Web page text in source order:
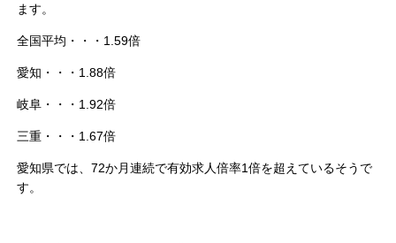
ます。
全国平均・・・1.59倍
愛知・・・1.88倍
岐阜・・・1.92倍
三重・・・1.67倍
愛知県では、72か月連続で有効求人倍率1倍を超えているそうで
す。